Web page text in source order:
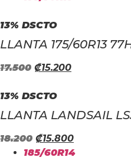
ERA:
₡17.500. ₡15.200.
13% DSCTO
LLANTA 175/60R13
17.500 EL
ORIGINAL
ERA:
₡15.200EL
ES:
13% DSCTO
LLANTA LANDSAIL
18.200 EL
PRECIO
₡15.800EL
PRECIO
185/60R14